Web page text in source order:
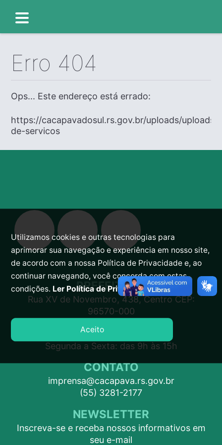
Erro 404
Ops... Este endereço está errado:
https://cacapavadosul.rs.gov.br/uploads/uploads/
de-servicos
PREFEITURA
Rua XV de Novembro, 438, Centro CEP:
96570-000
ATENDIMENTO
Segunda a Sexta: das 9h às 15h
CONTATO
imprensa@cacapava.rs.gov.br
(55) 3281-2177
NEWSLETTER
Inscreva-se e receba nossos informativos em
seu e-mail
Utilizamos cookies e outras tecnologias para
aprimorar sua navegação e experiência em nosso site,
de acordo com a nossa Política de Privacidade e, ao
continuar navegando, você concorda com estas
condições. Ler Política de Privacidade.
Aceito